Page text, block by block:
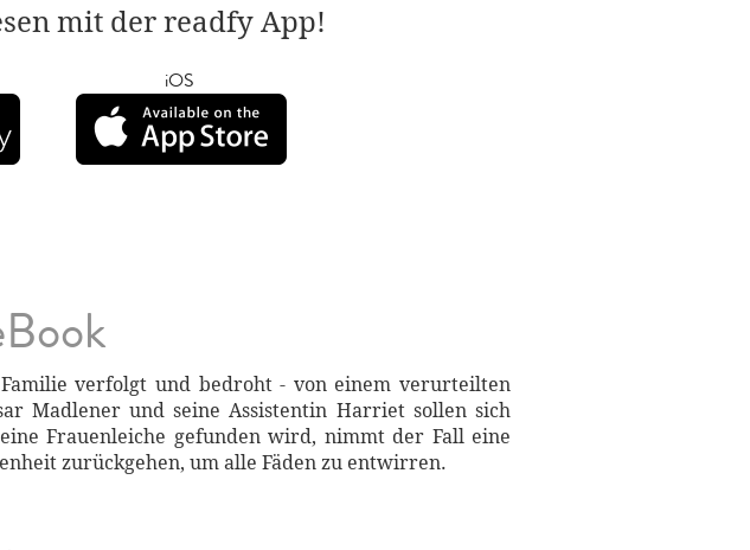
mit der readfy App!
iOS
verfolgt und bedroht - von einem verurteilten
Madlener und seine Assistentin Harriet sollen sich
Frauenleiche gefunden wird, nimmt der Fall eine
zurückgehen, um alle Fäden zu entwirren.